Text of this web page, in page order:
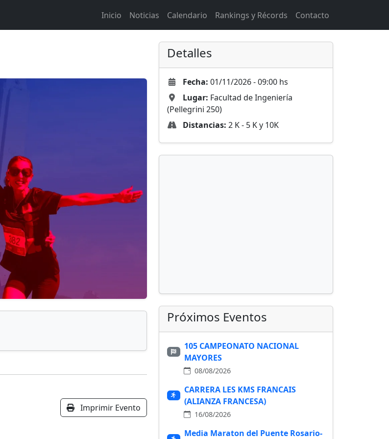
Inicio Noticias Calendario Rankings y Récords Contacto
Imprimir Evento
Detalles
Fecha: 01/11/2026 - 09:00 hs
Lugar: Facultad de Ingeniería
(Pellegrini 250)
Distancias: 2 K - 5 K y 10K
Próximos Eventos
105 CAMPEONATO NACIONAL
MAYORES
08/08/2026
CARRERA LES KMS FRANCAIS
(ALIANZA FRANCESA)
16/08/2026
Media Maraton del Puente Rosario-